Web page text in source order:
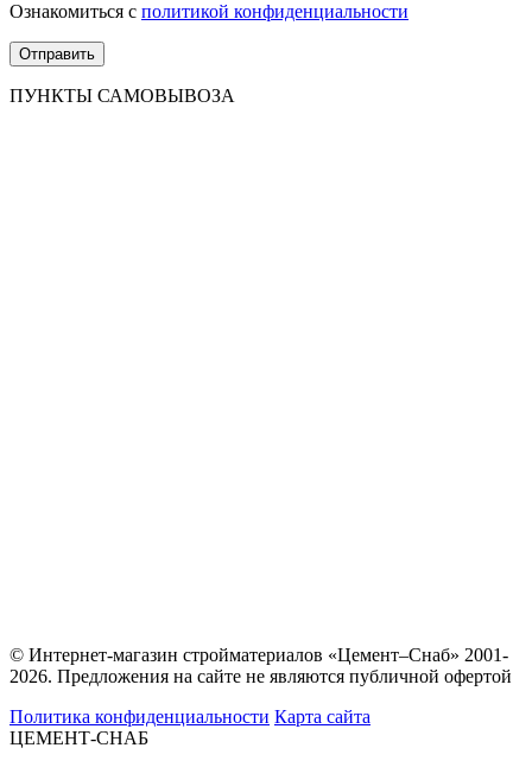
Ознакомиться с политикой конфиденциальности
ПУНКТЫ САМОВЫВОЗА
© Интернет-магазин стройматериалов «Цемент–Снаб» 2001-
2026. Предложения на сайте не являются публичной офертой
Политика конфиденциальности Карта сайта
ЦЕМЕНТ-СНАБ